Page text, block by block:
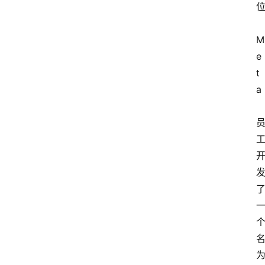
位
M
e
t
a
员
工
开
发
了
一
个
名
为